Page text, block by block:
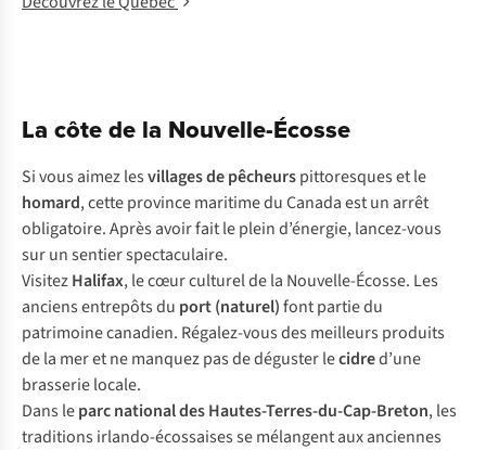
La côte de la Nouvelle-Écosse
Si vous aimez lesvillages de pêcheurspittoresques et le
homard, cette province maritime du Canada est un arrêt
obligatoire. Après avoir fait le plein d’énergie, lancez-vous
sur un sentier spectaculaire.
VisitezHalifax, le cœur culturel de la Nouvelle-Écosse. Les
anciens entrepôts du port (naturel)font partie du
patrimoine canadien. Régalez-vous des meilleurs produits
de la mer et ne manquez pas de déguster lecidred’une
brasserie locale.
Dans leparc national des Hautes-Terres-du-Cap-Breton, les
traditions irlando-écossaises se mélangent aux anciennes